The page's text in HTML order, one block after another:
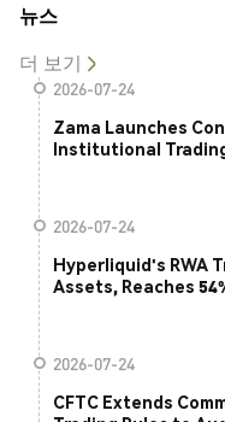
뉴스
더 보기
2026-07-24
Zama Launches
Institutional
2026-07-24
Hyperliquid's RWA
Assets, Reaches
2026-07-24
CFTC Extends